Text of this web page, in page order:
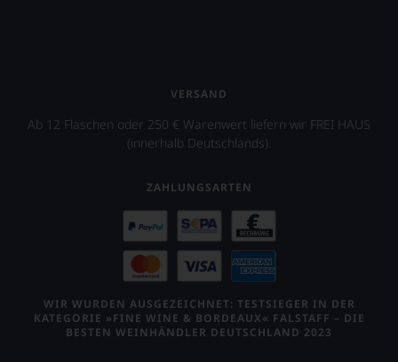
VERSAND
Ab 12 Flaschen oder 250 € Warenwert liefern wir FREI HAUS
(innerhalb Deutschlands).
ZAHLUNGSARTEN
WIR WURDEN AUSGEZEICHNET: TESTSIEGER IN DER
KATEGORIE »FINE WINE & BORDEAUX« FALSTAFF – DIE
BESTEN WEINHÄNDLER DEUTSCHLAND 2023